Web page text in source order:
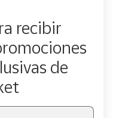
recibir
de